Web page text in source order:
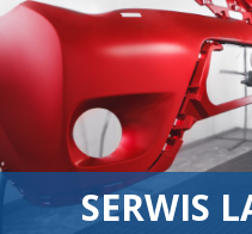
SERWIS